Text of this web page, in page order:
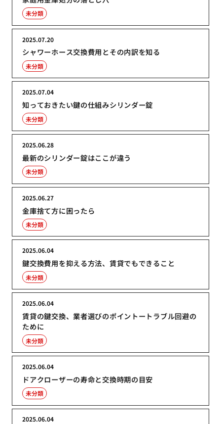
未分類
シャワーホース交換費用とその内訳を知る
2025.07.20
未分類
知っておきたい鍵の仕組みシリンダー錠
2025.07.04
未分類
最新のシリンダー錠はここが違う
2025.06.28
未分類
金庫捨て方に困ったら
2025.06.27
未分類
鍵交換費用を抑える方法、賃貸でもできること
2025.06.04
未分類
賃貸の鍵交換、業者選びのポイントートラブル回避の
ために
2025.06.04
未分類
ドアクローザーの寿命と交換時期の目安
2025.06.04
未分類
2025.06.04